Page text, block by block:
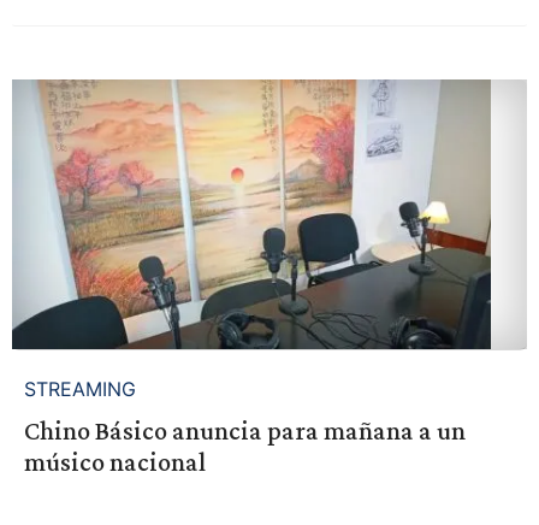
STREAMING
Chino Básico anuncia para mañana a un
músico nacional